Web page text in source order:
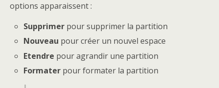
options apparaissent :
Supprimer pour supprimer la partition
Nouveau pour créer un nouvel espace
Etendre pour agrandir une partition
Formater pour formater la partition